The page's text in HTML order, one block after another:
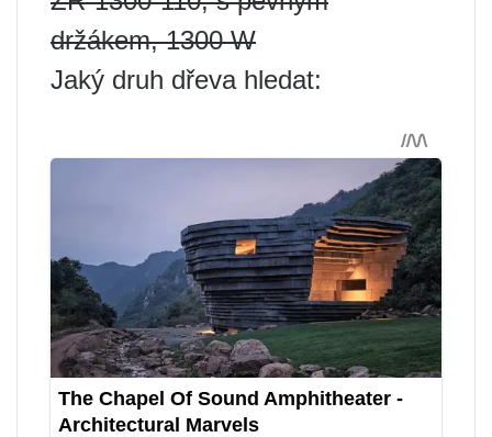
držákem, 1300 W
Jaký druh dřeva hledat: